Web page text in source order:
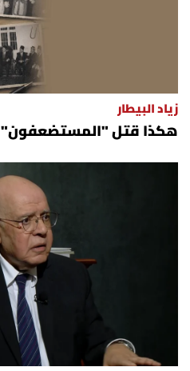
زياد البيطار
هكذا قتل "المستضعفون" 11 من يهود لبنان